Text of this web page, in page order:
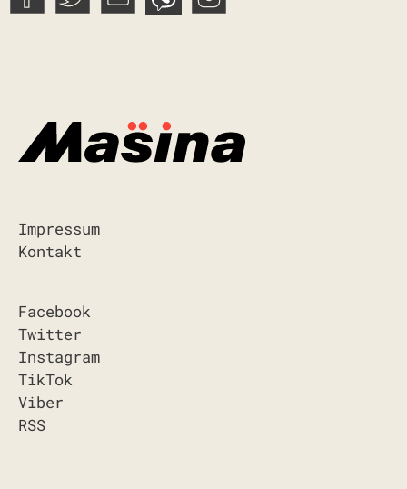
Impressum
Kontakt
Facebook
Twitter
Instagram
TikTok
Viber
RSS